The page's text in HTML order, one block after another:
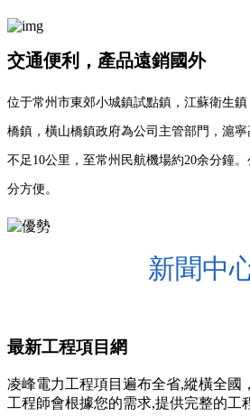
交通便利，產品遠銷國外
位于常州市東郊小城鎮試點鎮，江蘇衛生
橋鎮，橫山橋鎮政府為公司主管部門，滬
不足10公里，至常州民航機場約20余分鐘
分方便。
新聞中
最新工程項目網
凌峰電力工程項目遍布全省,縱橫全國
工程師會根據您的需求,提供完整的工